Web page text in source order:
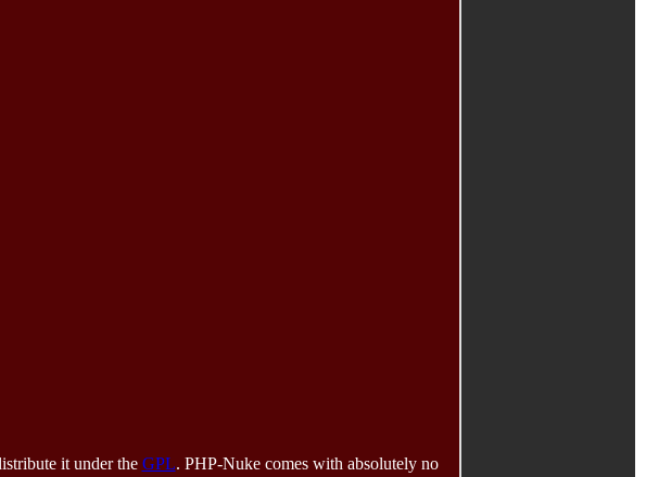
it under the GPL. PHP-Nuke comes with absolutely no